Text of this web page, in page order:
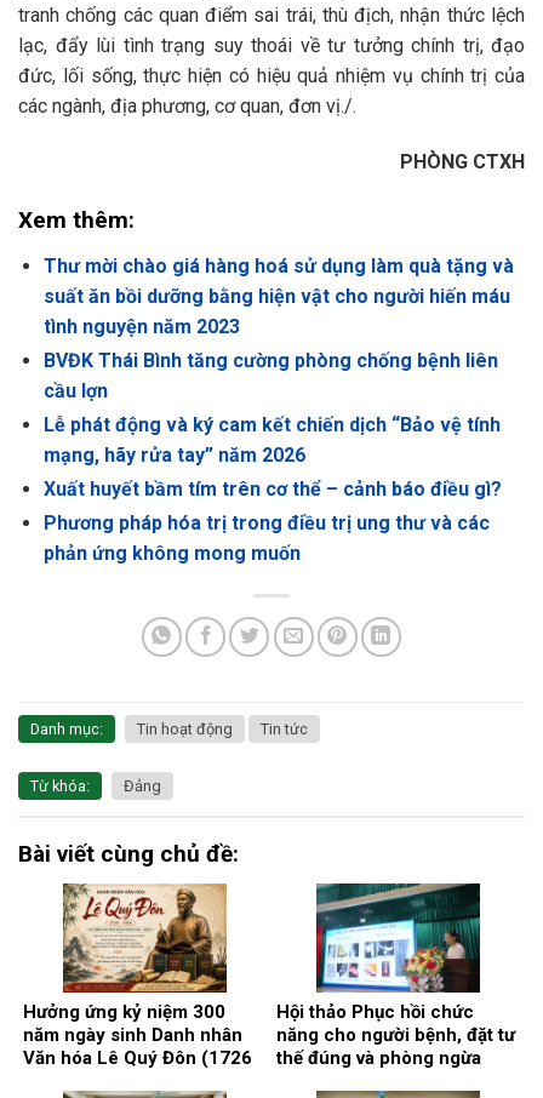
tranh chống các quan điểm sai trái, thù địch, nhận thức lệch
lạc, đẩy lùi tình trạng suy thoái về tư tưởng chính trị, đạo
đức, lối sống, thực hiện có hiệu quả nhiệm vụ chính trị của
các ngành, địa phương, cơ quan, đơn vị./.
PHÒNG CTXH
Xem thêm:
Thư mời chào giá hàng hoá sử dụng làm quà tặng và
suất ăn bồi dưỡng bằng hiện vật cho người hiến máu
tình nguyện năm 2023
BVĐK Thái Bình tăng cường phòng chống bệnh liên
cầu lợn
Lễ phát động và ký cam kết chiến dịch “Bảo vệ tính
mạng, hãy rửa tay” năm 2026
Xuất huyết bầm tím trên cơ thể – cảnh báo điều gì?
Phương pháp hóa trị trong điều trị ung thư và các
phản ứng không mong muốn
Danh mục: Tin hoạt động Tin tức
Từ khóa: Đảng
Bài viết cùng chủ đề:
Hưởng ứng kỷ niệm 300
năm ngày sinh Danh nhân
Văn hóa Lê Quý Đôn (1726
Hội thảo Phục hồi chức
năng cho người bệnh, đặt tư
thế đúng và phòng ngừa